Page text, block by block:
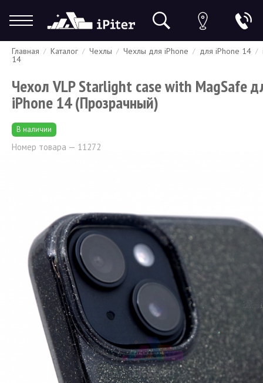
Гарантия Доставка и оплата Спецпредложения Скидки
Главная Каталог Чехлы Чехлы для iPhone для iPhone 14
14
Чехол VLP Starlight case with MagSafe
iPhone 14 (Прозрачный)
В наличии
Номер товара — 11272